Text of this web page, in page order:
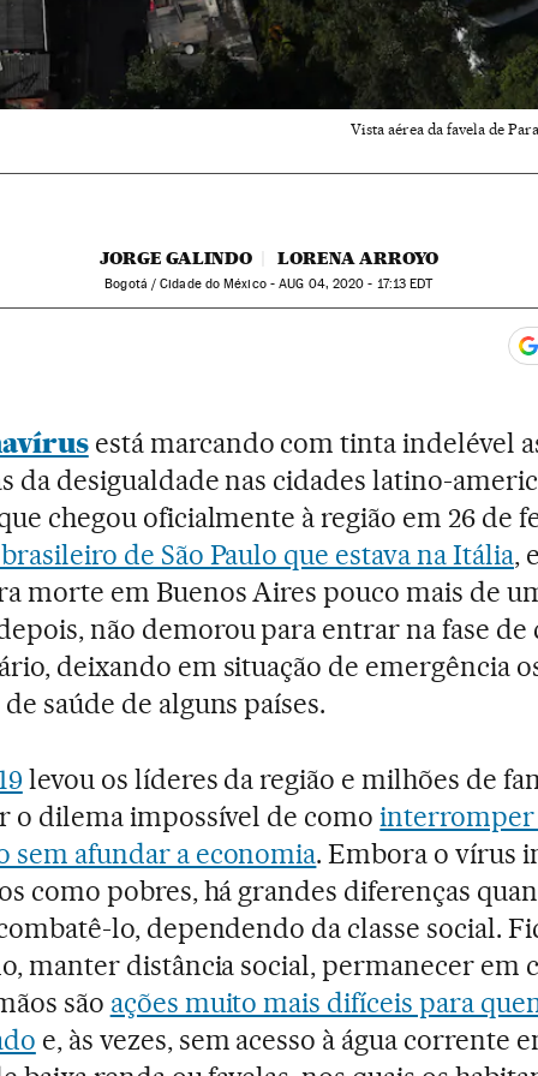
Vista aérea da favela de
JORGE GALINDO LORENA ARROYO
Bogotá / Cidade do México -AUG 04, 2020 - 17:13 EDT
está marcando com tinta indelével
da desigualdade nas cidades latino-
chegou oficialmente à região em 26 de
de São Paulo que estava na Itália,
morte em Buenos Aires pouco mais de
não demorou para entrar na fase de
deixando em situação de emergência
saúde de alguns países.
levou os líderes da região e milhões de
o dilema impossível de comointerromper
sem afundar a economia. Embora o vírus
como pobres, há grandes diferenças
lo, dependendo da classe social.
manter distância social, permanecer em
são ações muito mais difíceis para
e, às vezes, sem acesso à água corrente